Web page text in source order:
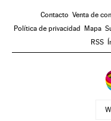
Contacto Venta de
Política de privacidad Mapa
RSS